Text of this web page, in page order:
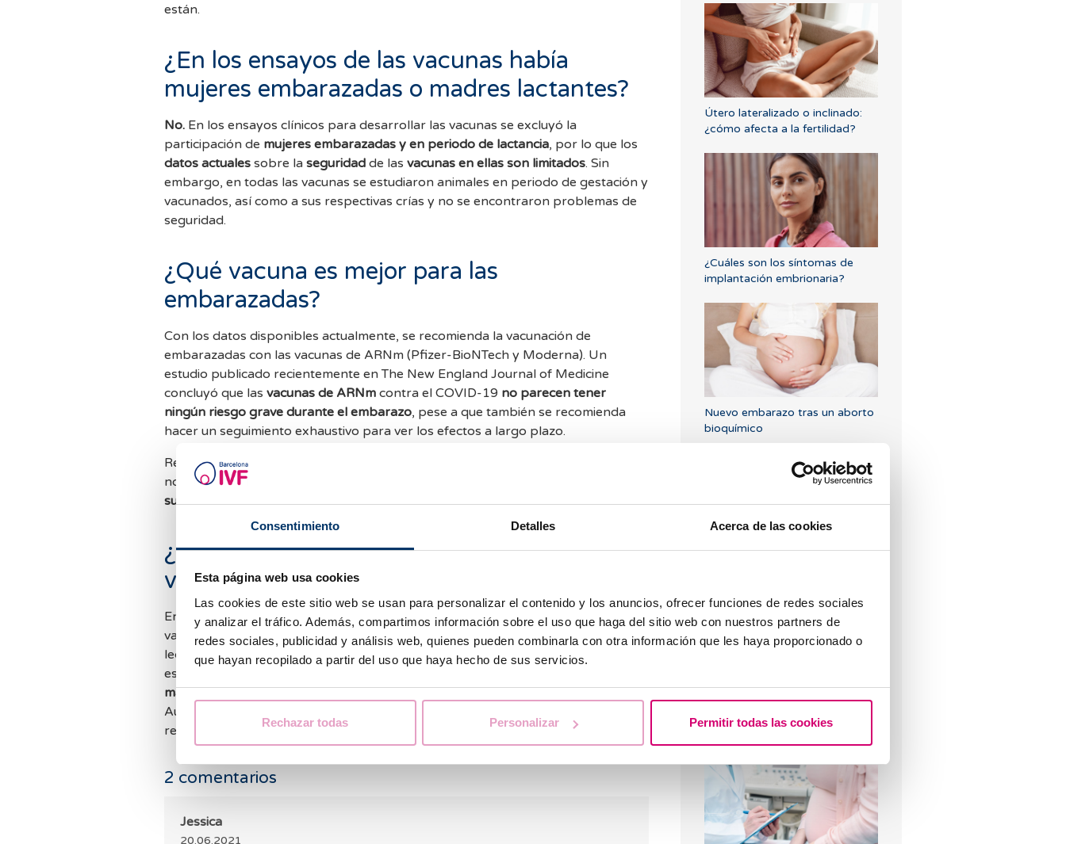
Consentimiento Detalles Acerca de las cookies
Esta página web usa cookies
Las cookies de este sitio web se usan para personalizar el contenido y los anuncios, ofrecer funciones de redes sociales
y analizar el tráfico. Además, compartimos información sobre el uso que haga del sitio web con nuestros partners de
redes sociales, publicidad y análisis web, quienes pueden combinarla con otra información que les haya proporcionado o
que hayan recopilado a partir del uso que haya hecho de sus servicios.
Rechazar todas Personalizar Permitir todas las cookies
están.
¿En los ensayos de las vacunas había
mujeres embarazadas o madres lactantes?
No. En los ensayos clínicos para desarrollar las vacunas se excluyó la
participación de mujeres embarazadas y en periodo de lactancia, por lo que los
datos actuales sobre la seguridad de las vacunas en ellas son limitados. Sin
embargo, en todas las vacunas se estudiaron animales en periodo de gestación y
vacunados, así como a sus respectivas crías y no se encontraron problemas de
seguridad.
¿Qué vacuna es mejor para las
embarazadas?
Con los datos disponibles actualmente, se recomienda la vacunación de
embarazadas con las vacunas de ARNm (Pfizer-BioNTech y Moderna). Un
estudio publicado recientemente en The New England Journal of Medicine
concluyó que las vacunas de ARNm contra el COVID-19 no parecen tener
ningún riesgo grave durante el embarazo, pese a que también se recomienda
hacer un seguimiento exhaustivo para ver los efectos a largo plazo.
Respecto a las vacunas de Janssen u Oxford/AstraZeneca, aunque de momento
no se considera que supongan un riesgo para las embarazadas,
suficiente evidencia para recomendar su uso durante el embarazo.
¿La leche materna de las mujeres
vacunadas protege al bebé?
En diferentes estudios se hizo un seguimiento a madres lactantes que se
vacunaron con Pfizer-BioNTech. Al cabo de dos semanas, se encontró que en la
leche materna de estas mujeres aumentaban considerablemente los anticuerpos
específicos contra el SARS-CoV-2. Por este motivo, se concluyó que
materna de las madres vacunadas con Pfizer-BioNTech protege a sus bebés.
Aun así, estos
reducido.
2 comentarios
Jessica
20.06.2021
Útero lateralizado o inclinado:
¿cómo afecta a la fertilidad?
¿Cuáles son los síntomas de
implantación embrionaria?
Nuevo embarazo tras un aborto
bioquímico
con la regla y el embarazo